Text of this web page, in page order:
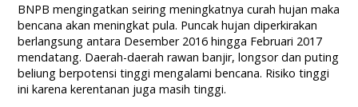
BNPB mengingatkan seiring meningkatnya curah hujan maka
bencana akan meningkat pula. Puncak hujan diperkirakan
berlangsung antara Desember 2016 hingga Februari 2017
mendatang. Daerah-daerah rawan banjir, longsor dan puting
beliung berpotensi tinggi mengalami bencana. Risiko tinggi
ini karena kerentanan juga masih tinggi.